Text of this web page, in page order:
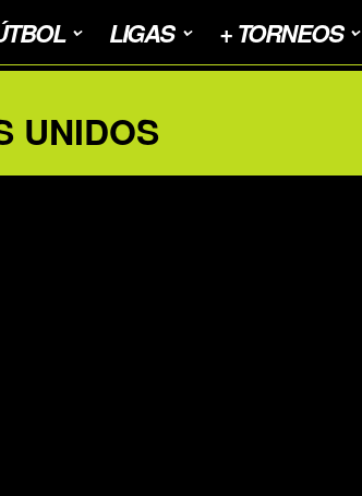
LIGAS + TORNEOS
UNIDOS